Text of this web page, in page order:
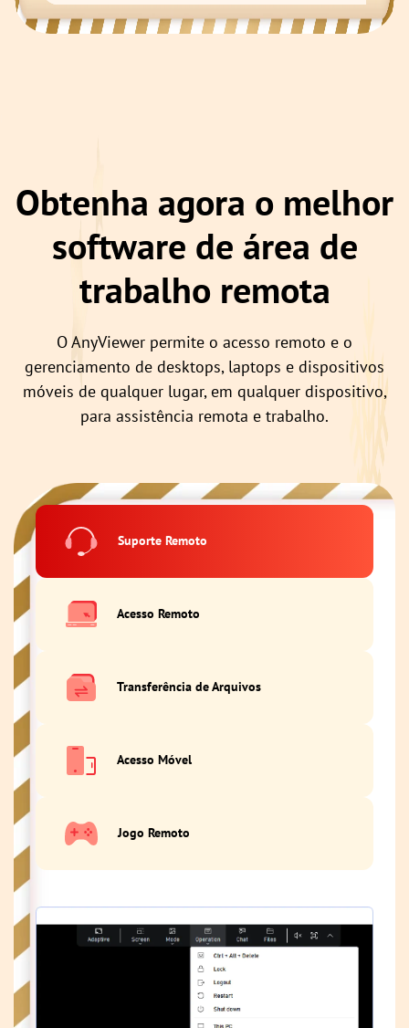
Obtenha agora o melhor
software de área de
trabalho remota
O AnyViewer permite o acesso remoto e o
gerenciamento de desktops, laptops e dispositivos
móveis de qualquer lugar, em qualquer dispositivo,
para assistência remota e trabalho.
Suporte Remoto
Acesso Remoto
Transferência de Arquivos
Acesso Móvel
Jogo Remoto